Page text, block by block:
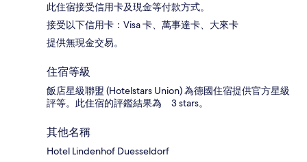
此住宿接受信用卡及現金等付款方式。
接受以下信用卡：Visa 卡、萬事達卡、大來卡
提供無現金交易。
住宿等級
飯店星級聯盟 (Hotelstars Union) 為德國住宿提供官方星級
評等。此住宿的評鑑結果為 3 stars。
其他名稱
Hotel Lindenhof Duesseldorf